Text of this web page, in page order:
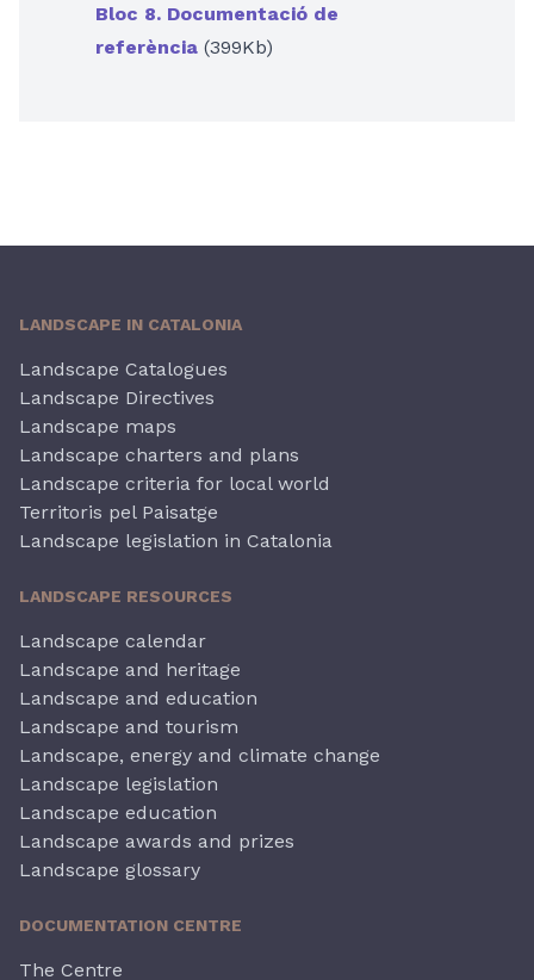
Bloc 8. Documentació de
referència (399Kb)
LANDSCAPE IN CATALONIA
Landscape Catalogues
Landscape Directives
Landscape maps
Landscape charters and plans
Landscape criteria for local world
Territoris pel Paisatge
Landscape legislation in Catalonia
LANDSCAPE RESOURCES
Landscape calendar
Landscape and heritage
Landscape and education
Landscape and tourism
Landscape, energy and climate change
Landscape legislation
Landscape education
Landscape awards and prizes
Landscape glossary
DOCUMENTATION CENTRE
The Centre